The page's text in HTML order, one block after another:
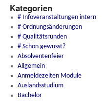
Kategorien
# Infoveranstaltungen intern
# Ordnungsänderungen
# Qualitätsrunden
# Schon gewusst?
Absolventenfeier
Allgemein
Anmeldezeiten Module
Auslandsstudium
Bachelor